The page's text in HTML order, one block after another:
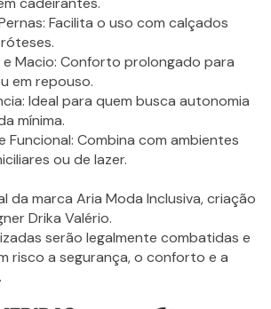
Facilita o uso com calçados
e Macio: Conforto prolongado para
em repouso.
Ideal para quem busca autonomia
mínima.
Funcional: Combina com ambientes
ou de lazer.
da marca Aria Moda Inclusiva, criação
Drika Valério.
serão legalmente combatidas e
risco a segurança, o conforto e a